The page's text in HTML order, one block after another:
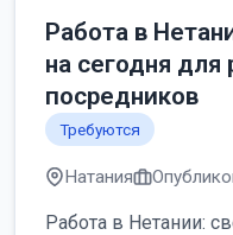
Работа в
на сегодня
посредников
Требуются
Натания
Работа в Нетании: